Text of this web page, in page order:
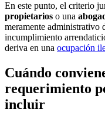
En este punto, el criterio
propietarios o una
meramente administrativo
incumplimiento
deriva en una ocupación
Cuándo
requerimiento
incluir